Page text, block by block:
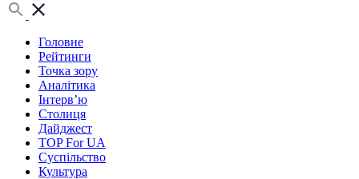
Головне
Рейтинги
Точка зору
Аналітика
Інтерв’ю
Столиця
Дайджест
TOP For UA
Суспiльство
Культура